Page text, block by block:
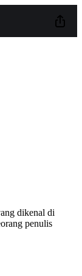
dikenal di
penulis